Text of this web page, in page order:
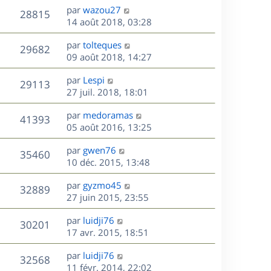
e
n
i
e
r
m
e
s
s
a
g
e
28815V
u
e
s
D
e
r
n
i
e
r
m
e
s
s
a
g
e
par wazou27
14 août 2018, 03:28
29682V
u
e
s
D
e
r
n
i
e
r
m
e
s
s
a
g
e
par tolteques
09 août 2018, 14:27
29113V
u
e
s
D
e
r
n
i
e
r
m
e
s
s
a
g
e
par Lespi
27 juil. 2018, 18:01
41393V
u
s
D
e
r
n
i
e
r
m
e
s
s
a
g
par medoramas
05 août 2016, 13:25
35460V
u
D
e
r
n
i
e
r
m
e
s
par gwen76
10 déc. 2015, 13:48
32889V
u
s
D
e
r
n
i
e
r
par gyzmo45
27 juin 2015, 23:55
30201
u
e
D
e
r
n
i
par luidji76
17 avr. 2015, 18:51
32568V
D
e
par luidji76
11 févr. 2014, 22:02